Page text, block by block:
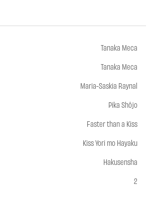
Tanaka Meca
Tanaka Meca
Maria-Saskia Raynal
Pika Shôjo
Faster than a Kiss
Kiss Yori mo Hayaku
Hakusensha
2